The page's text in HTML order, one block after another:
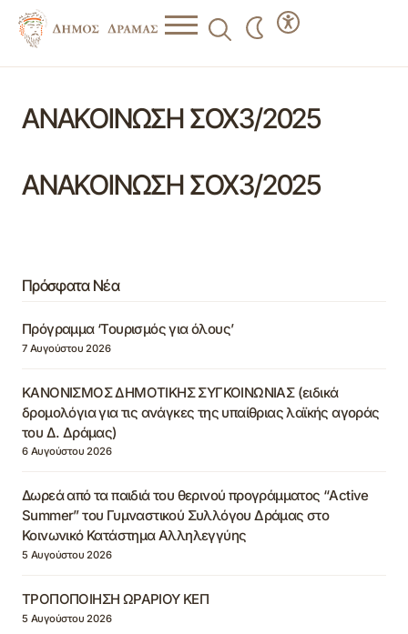
ΑΝΑΚΟΙΝΩΣΗ ΣΟΧ3/2025
ΑΝΑΚΟΙΝΩΣΗ ΣΟΧ3/2025
Πρόσφατα Νέα
Πρόγραμμα ‘Τουρισμός για όλους’
7 Αυγούστου 2026
ΚΑΝΟΝΙΣΜΟΣ ΔΗΜΟΤΙΚΗΣ ΣΥΓΚΟΙΝΩΝΙΑΣ (ειδικά
δρομολόγια για τις ανάγκες της υπαίθριας λαϊκής αγοράς
του Δ. Δράμας)
6 Αυγούστου 2026
Δωρεά από τα παιδιά του θερινού προγράμματος “Active
Summer” του Γυμναστικού Συλλόγου Δράμας στο
Κοινωνικό Κατάστημα Αλληλεγγύης
5 Αυγούστου 2026
ΤΡΟΠΟΠΟΙΗΣΗ ΩΡΑΡΙΟΥ ΚΕΠ
5 Αυγούστου 2026